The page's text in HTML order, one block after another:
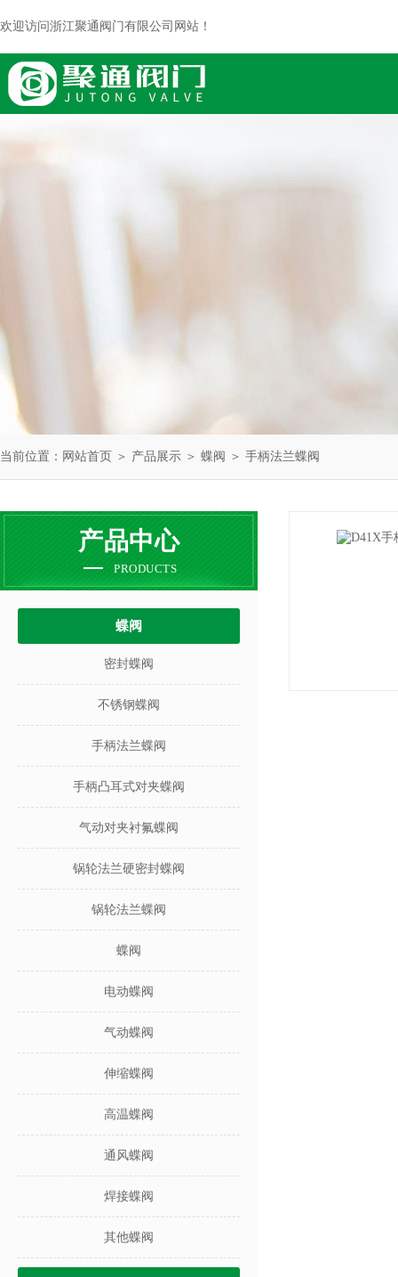
欢迎访问浙江聚通阀门有限公司网站！
当前位置： 网站首页 ＞ 产品展示 ＞ 蝶阀 ＞ 手柄法兰蝶阀
产品中心
PRODUCTS
蝶阀
密封蝶阀
不锈钢蝶阀
手柄法兰蝶阀
手柄凸耳式对夹蝶阀
气动对夹衬氟蝶阀
锅轮法兰硬密封蝶阀
锅轮法兰蝶阀
蝶阀
电动蝶阀
气动蝶阀
伸缩蝶阀
高温蝶阀
通风蝶阀
焊接蝶阀
其他蝶阀